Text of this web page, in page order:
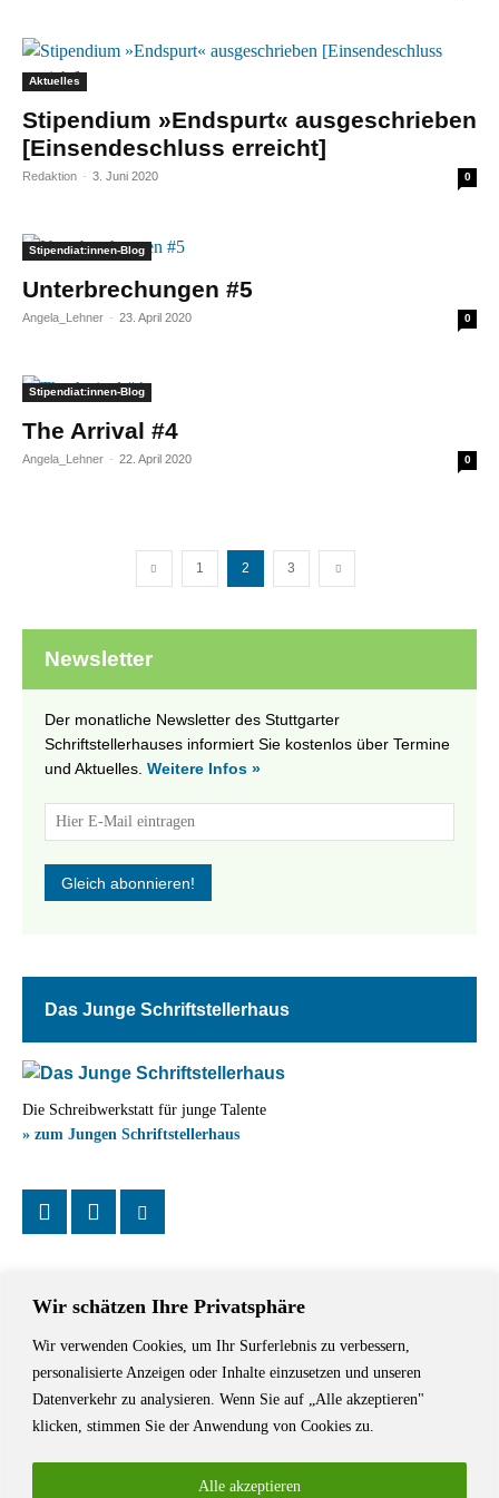
Wir schätzen Ihre Privatsphäre
Wir verwenden Cookies, um Ihr Surferlebnis zu verbessern,
personalisierte Anzeigen oder Inhalte einzusetzen und unseren
Datenverkehr zu analysieren. Wenn Sie auf „Alle akzeptieren"
klicken, stimmen Sie der Anwendung von Cookies zu.
Alle akzeptieren
Aktuelles
Stipendium »Endspurt« ausgeschrieben
[Einsendeschluss erreicht]
Redaktion - 3. Juni 2020 0
Stipendiat:innen-Blog
Unterbrechungen #5
Angela_Lehner - 23. April 2020 0
Stipendiat:innen-Blog
The Arrival #4
Angela_Lehner - 22. April 2020 0
1 2 3
Newsletter
Der monatliche Newsletter des Stuttgarter
Schriftstellerhauses informiert Sie kostenlos über Termine
und Aktuelles. Weitere Infos »
Das Junge Schriftstellerhaus
Die Schreibwerkstatt für junge Talente
» zum Jungen Schriftstellerhaus
Das Schriftstellerhaus ist ein beliebter Treffpunkt für Autorinnen und
Autoren aus Stuttgart und der Region sowie ein Veranstaltungsort für
Lesungen, Tagungen und Schreibwerkstätten.